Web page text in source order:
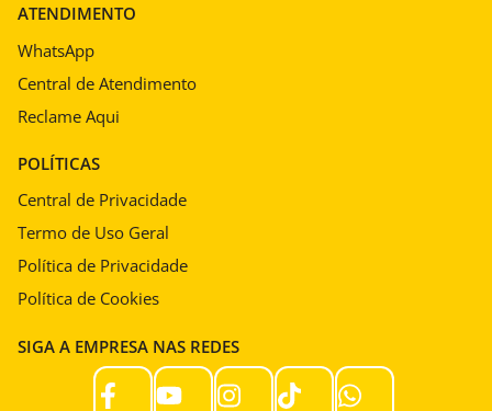
ATENDIMENTO
WhatsApp
Central de Atendimento
Reclame Aqui
POLÍTICAS
Central de Privacidade
Termo de Uso Geral
Política de Privacidade
Política de Cookies
SIGA A EMPRESA NAS REDES